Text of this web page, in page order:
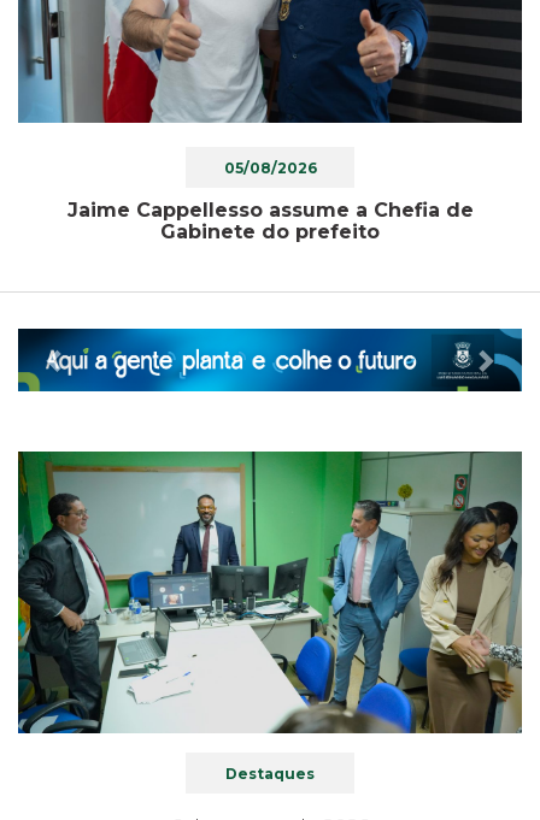
05/08/2026
Jaime Cappellesso assume a Chefia de
Gabinete do prefeito
Previous Next
Destaques